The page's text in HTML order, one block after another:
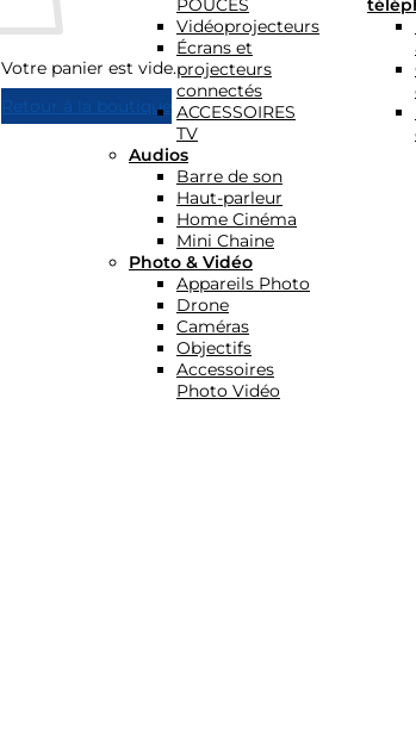
Votre panier est vide.
Retour à la boutique
POUCES
Vidéoprojecteurs
Écrans et
projecteurs
connectés
ACCESSOIRES
TV
Audios
Barre de son
Haut-parleur
Home Cinéma
Mini Chaine
Photo & Vidéo
Appareils Photo
Drone
Caméras
Objectifs
Accessoires
Photo Vidéo